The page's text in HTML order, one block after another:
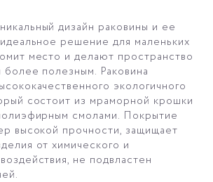
дизайн раковины и ее
решение для маленьких
место и делают пространство
более полезным. Раковина
экологичного
состоит из мраморной крошки
смолами. Покрытие
высокой прочности, защищает
от химического и
не подвластен